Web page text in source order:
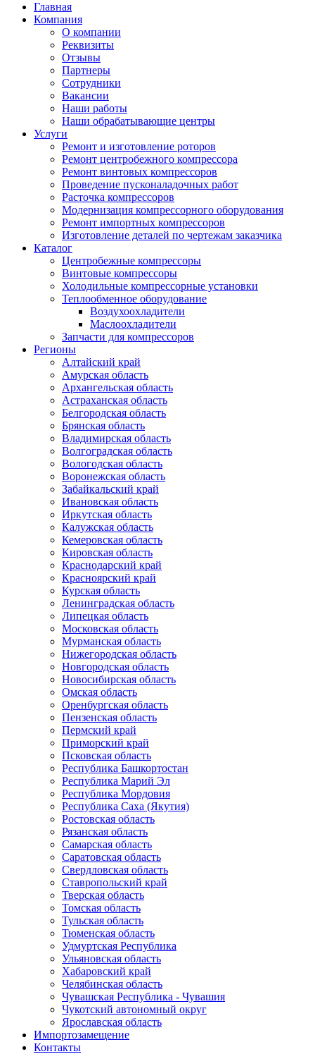
Главная
Компания
О компании
Реквизиты
Отзывы
Партнеры
Сотрудники
Вакансии
Наши работы
Наши обрабатывающие центры
Услуги
Ремонт и изготовление роторов
Ремонт центробежного компрессора
Ремонт винтовых компрессоров
Проведение пусконаладочных работ
Расточка компрессоров
Модернизация компрессорного оборудования
Ремонт импортных компрессоров
Изготовление деталей по чертежам заказчика
Каталог
Центробежные компрессоры
Винтовые компрессоры
Холодильные компрессорные установки
Теплообменное оборудование
Воздухоохладители
Маслоохладители
Запчасти для компрессоров
Регионы
Алтайский край
Амурская область
Архангельская область
Астраханская область
Белгородская область
Брянская область
Владимирская область
Волгоградская область
Вологодская область
Воронежская область
Забайкальский край
Ивановская область
Иркутская область
Калужская область
Кемеровская область
Кировская область
Краснодарский край
Красноярский край
Курская область
Ленинградская область
Липецкая область
Московская область
Мурманская область
Нижегородская область
Новгородская область
Новосибирская область
Омская область
Оренбургская область
Пензенская область
Пермский край
Приморский край
Псковская область
Республика Башкортостан
Республика Марий Эл
Республика Мордовия
Республика Саха (Якутия)
Ростовская область
Рязанская область
Самарская область
Саратовская область
Свердловская область
Ставропольский край
Тверская область
Томская область
Тульская область
Тюменская область
Удмуртская Республика
Ульяновская область
Хабаровский край
Челябинская область
Чувашская Республика - Чувашия
Чукотский автономный округ
Ярославская область
Импортозамещение
Контакты